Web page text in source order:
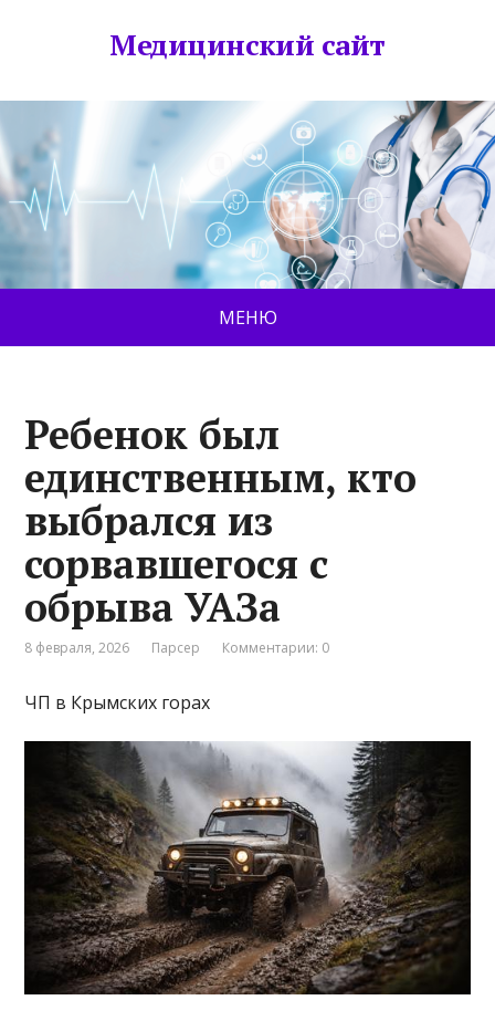
Медицинский сайт
МЕНЮ
Ребенок был
единственным, кто
выбрался из
сорвавшегося с
обрыва УАЗа
8 февраля, 2026 Парсер Комментарии: 0
ЧП в Крымских горах